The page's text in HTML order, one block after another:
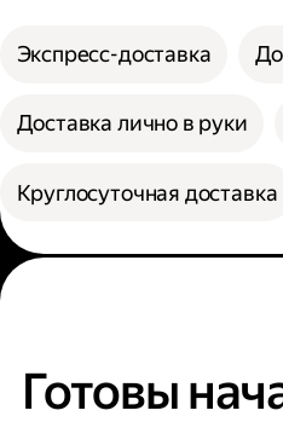
Экспресс-доставка
Доставка лично в руки
Круглосуточная доставка
Готовы